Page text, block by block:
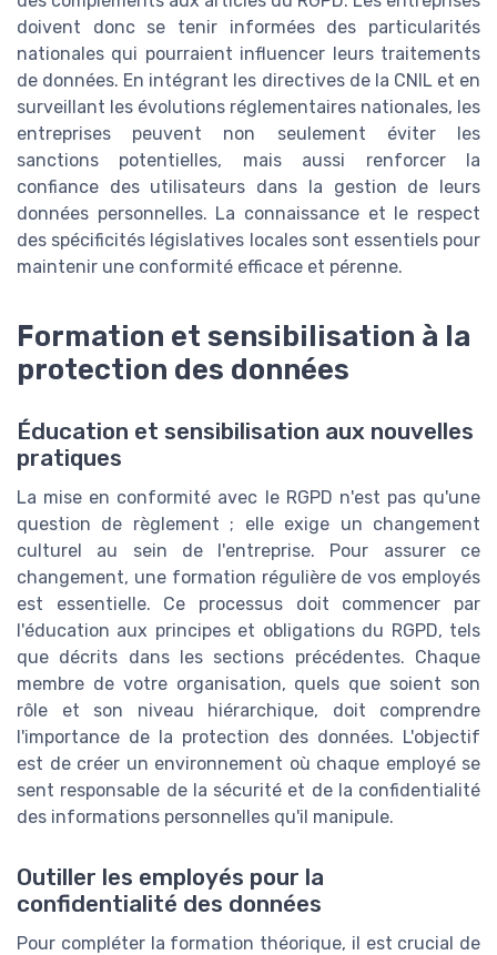
doivent donc se tenir informées des particularités
nationales qui pourraient influencer leurs traitements
de données. En intégrant les directives de la CNIL et en
surveillant les évolutions réglementaires nationales, les
entreprises peuvent non seulement éviter les
sanctions potentielles, mais aussi renforcer la
confiance des utilisateurs dans la gestion de leurs
données personnelles. La connaissance et le respect
des spécificités législatives locales sont essentiels pour
maintenir une conformité efficace et pérenne.
Formation et sensibilisation à la
protection des données
Éducation et sensibilisation aux nouvelles
pratiques
La mise en conformité avec le RGPD n'est pas qu'une
question de règlement ; elle exige un changement
culturel au sein de l'entreprise. Pour assurer ce
changement, une formation régulière de vos employés
est essentielle. Ce processus doit commencer par
l'éducation aux principes et obligations du RGPD, tels
que décrits dans les sections précédentes. Chaque
membre de votre organisation, quels que soient son
rôle et son niveau hiérarchique, doit comprendre
l'importance de la protection des données. L'objectif
est de créer un environnement où chaque employé se
sent responsable de la sécurité et de la confidentialité
des informations personnelles qu'il manipule.
Outiller les employés pour la
confidentialité des données
Pour compléter la formation théorique, il est crucial de